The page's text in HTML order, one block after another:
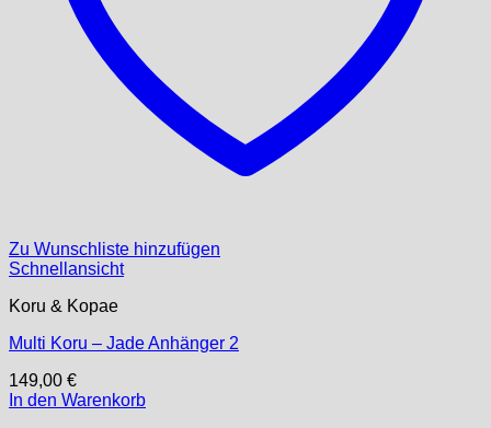
Zu Wunschliste hinzufügen
Schnellansicht
Koru & Kopae
Multi Koru – Jade Anhänger 2
149,00 €
In den Warenkorb